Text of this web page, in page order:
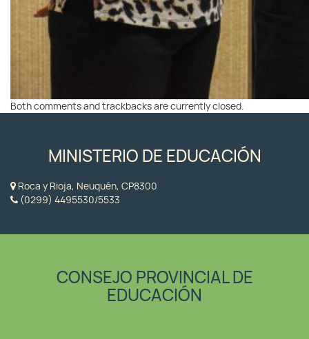
Both comments and trackbacks are currently closed.
MINISTERIO DE EDUCACIÓN
Roca y Rioja, Neuquén, CP8300
(0299) 4495530/5533
CONSEJO PROVINCIAL DE
EDUCACIÓN